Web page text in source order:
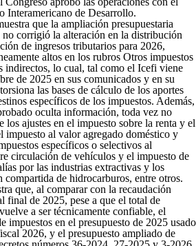
Interamericano de Desarrollo.
que la ampliación presupuestaria
corrigió la alteración en la distribución
de ingresos tributarios para 2026,
altos en los rubros Otros impuestos
indirectos, lo cual, tal como el Icefi viene
de 2025 en sus comunicados y en su
las bases de cálculo de los aportes
específicos de los impuestos. Además,
oculta información, toda vez no
los ajustes en el impuesto sobre la renta y el
impuesto al valor agregado doméstico y
específicos o selectivos al
circulación de vehículos y el impuesto de
por las industrias extractivas y los
de hidrocarburos, entre otros.
que, al comparar con la recaudación
final de 2025, pese a que el total de
a ser técnicamente confiable, el
impuestos en el presupuesto de 2025 usado
2026, y el presupuesto ampliado de